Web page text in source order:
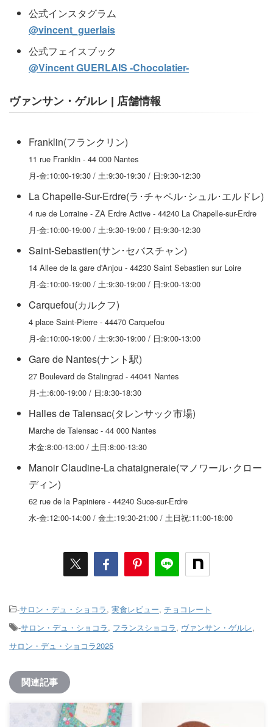
公式インスタグラム
@vincent_guerlais
公式フェイスブック
@Vincent GUERLAIS -Chocolatier-
ヴァンサン・ゲルレ | 店舗情報
Franklin(フランクリン)
11 rue Franklin - 44 000 Nantes
月-金:10:00-19:30 / 土:9:30-19:30 / 日:9:30-12:30
La Chapelle-Sur-Erdre(ラ･チャペル･シュル･エルドレ)
4 rue de Lorraine - ZA Erdre Active - 44240 La Chapelle-sur-Erdre
月-金:10:00-19:00 / 土:9:30-19:00 / 日:9:30-12:30
Saint-Sebastien(サン･セバスチャン)
14 Allee de la gare d'Anjou - 44230 Saint Sebastien sur Loire
月-金:10:00-19:00 / 土:9:30-19:00 / 日:9:00-13:00
Carquefou(カルクフ)
4 place Saint-Pierre - 44470 Carquefou
月-金:10:00-19:00 / 土:9:30-19:00 / 日:9:00-13:00
Gare de Nantes(ナント駅)
27 Boulevard de Stalingrad - 44041 Nantes
月-土:6:00-19:00 / 日:8:30-18:30
Halles de Talensac(タレンサック市場)
Marche de Talensac - 44 000 Nantes
木金:8:00-13:00 / 土日:8:00-13:30
Manoir Claudine-La chataigneraie(マノワール･クロー
ディン)
62 rue de la Papiniere - 44240 Suce-sur-Erdre
水-金:12:00-14:00 / 金土:19:30-21:00 / 土日祝:11:00-18:00
-サロン・デュ・ショコラ, 実食レビュー, チョコレート
-サロン・デュ・ショコラ, フランスショコラ, ヴァンサン・ゲルレ,
サロン・デュ・ショコラ2025
関連記事